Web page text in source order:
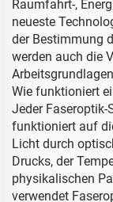
Raumfahrt-,
neueste
der Bestimmung
werden auch die
Wie funktioniert
Jeder Faseroptik-
funktioniert auf
Licht durch
Drucks, der
physikalischen
verwendet